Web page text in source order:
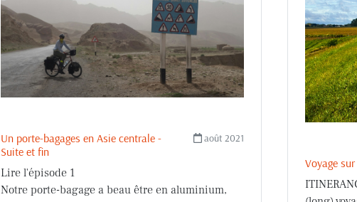
août 2021
Un porte-bagages en Asie centrale -
Suite et fin
Lire l'épisode 1
Notre porte-bagage a beau être en aluminium,
Voyage